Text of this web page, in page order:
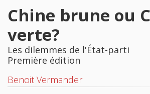
Chine brune ou
verte?
Les dilemmes de l'État-parti
Première édition
Benoit Vermander